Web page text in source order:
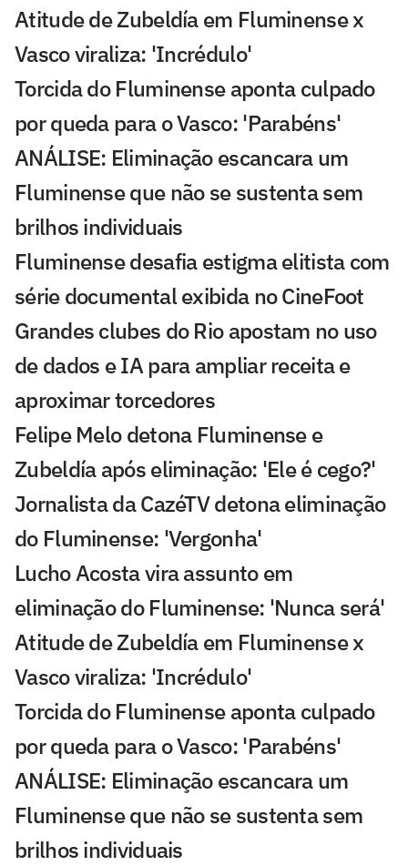
Atitude de Zubeldía em Fluminense x
Vasco viraliza: 'Incrédulo'
Torcida do Fluminense aponta culpado
por queda para o Vasco: 'Parabéns'
ANÁLISE: Eliminação escancara um
Fluminense que não se sustenta sem
brilhos individuais
Fluminense desafia estigma elitista com
série documental exibida no CineFoot
Grandes clubes do Rio apostam no uso
de dados e IA para ampliar receita e
aproximar torcedores
Felipe Melo detona Fluminense e
Zubeldía após eliminação: 'Ele é cego?'
Jornalista da CazéTV detona eliminação
do Fluminense: 'Vergonha'
Lucho Acosta vira assunto em
eliminação do Fluminense: 'Nunca será'
Atitude de Zubeldía em Fluminense x
Vasco viraliza: 'Incrédulo'
Torcida do Fluminense aponta culpado
por queda para o Vasco: 'Parabéns'
ANÁLISE: Eliminação escancara um
Fluminense que não se sustenta sem
brilhos individuais